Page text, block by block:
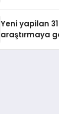
Yeni yapilan
araştırmaya